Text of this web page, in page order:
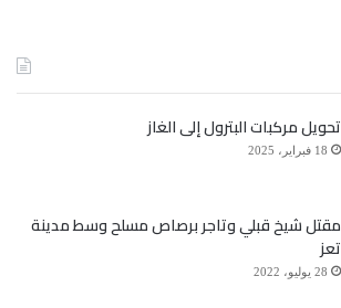
تحويل مركبات البترول إلى الغاز
18 فبراير، 2025
مقتل شيخ قبلي وتاجر برصاص مسلح وسط مدينة
تعز
28 يوليو، 2022